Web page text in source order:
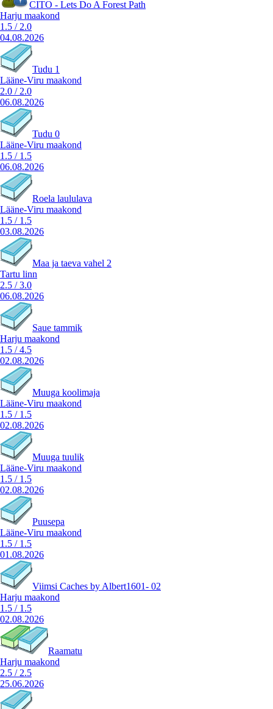
CITO - Lets Do A Forest Path
Harju maakond
1.5 / 2.0
04.08.2026
Tudu 1
Lääne-Viru maakond
2.0 / 2.0
06.08.2026
Tudu 0
Lääne-Viru maakond
1.5 / 1.5
06.08.2026
Roela laululava
Lääne-Viru maakond
1.5 / 1.5
03.08.2026
Maa ja taeva vahel 2
Tartu linn
2.5 /3.0
06.08.2026
Saue tammik
Harju maakond
1.5 /4.5
02.08.2026
Muuga koolimaja
Lääne-Viru maakond
1.5 / 1.5
02.08.2026
Muuga tuulik
Lääne-Viru maakond
1.5 / 1.5
02.08.2026
Puusepa
Lääne-Viru maakond
1.5 / 1.5
01.08.2026
Viimsi Caches by Albert1601- 02
Harju maakond
1.5 / 1.5
02.08.2026
Raamatu
Harju maakond
2.5 / 2.5
25.06.2026